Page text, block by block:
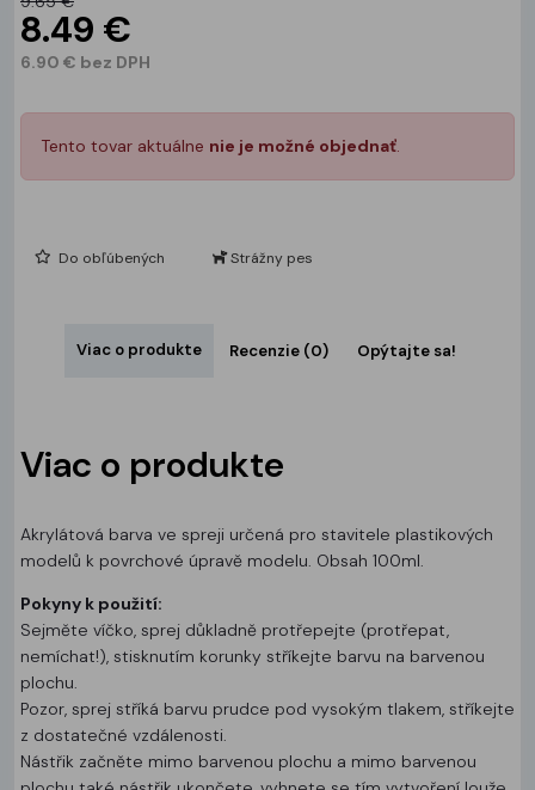
8.49 €
6.90 € bez DPH
Tento tovar aktuálne nie je možné objednať.
Do obľúbených Strážny pes
Viac o produkte Recenzie (0) Opýtajte sa!
Viac o produkte
Akrylátová barva ve spreji určená pro stavitele plastikových
modelů k povrchové úpravě modelu. Obsah 100ml.
Pokyny k použití:
Sejměte víčko, sprej důkladně protřepejte (protřepat,
nemíchat!), stisknutím korunky stříkejte barvu na barvenou
plochu.
Pozor, sprej stříká barvu prudce pod vysokým tlakem, stříkejte
z dostatečné vzdálenosti.
Nástřik začněte mimo barvenou plochu a mimo barvenou